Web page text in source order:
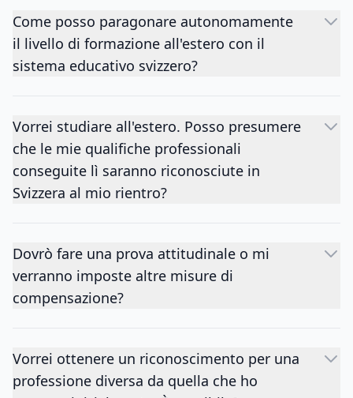
Come posso paragonare autonomamente
il livello di formazione all'estero con il
sistema educativo svizzero?
Vorrei studiare all'estero. Posso presumere
che le mie qualifiche professionali
conseguite lì saranno riconosciute in
Svizzera al mio rientro?
Dovrò fare una prova attitudinale o mi
verranno imposte altre misure di
compensazione?
Vorrei ottenere un riconoscimento per una
professione diversa da quella che ho